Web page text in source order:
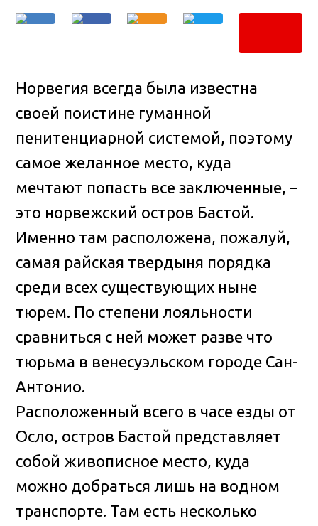
Норвегия всегда была известна
своей поистине гуманной
пенитенциарной системой, поэтому
самое желанное место, куда
мечтают попасть все заключенные, –
это норвежский остров Бастой.
Именно там расположена, пожалуй,
самая райская твердыня порядка
среди всех существующих ныне
тюрем. По степени лояльности
сравниться с ней может разве что
тюрьма в венесуэльском городе Сан-
Антонио.
Расположенный всего в часе езды от
Осло, остров Бастой представляет
собой живописное место, куда
можно добраться лишь на водном
транспорте. Там есть несколько